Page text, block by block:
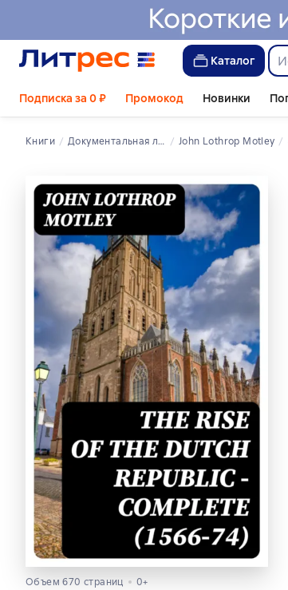
Каталог
Подписка за 0 ₽ Промокод Новинки
Книги документальная литература John Lothrop Motley
Объем 670 страниц 0+